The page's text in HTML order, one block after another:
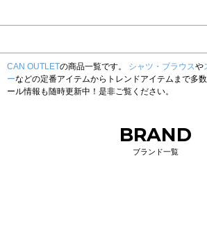
CAN OUTLETの商品一覧です。 シャツ・ブラウスや
ーなどの定番アイテムからトレンドアイテムまで多
ール情報も随時更新中！是非ご覧ください。
BRAND
ブランド一覧